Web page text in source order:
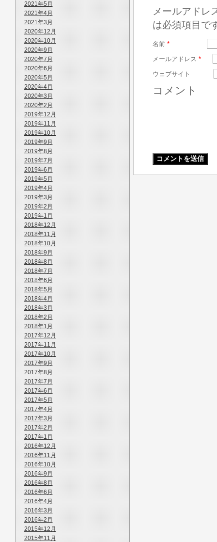
2021年5月
2021年4月
2021年3月
2020年12月
2020年10月
2020年9月
2020年7月
2020年6月
2020年5月
2020年4月
2020年3月
2020年2月
2019年12月
2019年11月
2019年10月
2019年9月
2019年8月
2019年7月
2019年6月
2019年5月
2019年4月
2019年3月
2019年2月
2019年1月
2018年12月
2018年11月
2018年10月
2018年9月
2018年8月
2018年7月
2018年6月
2018年5月
2018年4月
2018年3月
2018年2月
2018年1月
2017年12月
2017年11月
2017年10月
2017年9月
2017年8月
2017年7月
2017年6月
2017年5月
2017年4月
2017年3月
2017年2月
2017年1月
2016年12月
2016年11月
2016年10月
2016年9月
2016年8月
2016年6月
2016年4月
2016年3月
2016年2月
2015年12月
2015年11月
メールアドレ
は必須項目で
名前 *
メールアドレス *
ウェブサイト
コメント